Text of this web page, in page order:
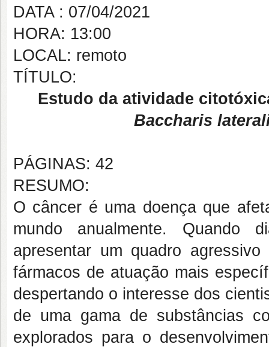
DATA : 07/04/2021
HORA: 13:00
LOCAL: remoto
TÍTULO:
Estudo da atividade
Baccharis
PÁGINAS: 42
RESUMO:
O câncer é uma doença que
mundo anualmente. Quando
apresentar um quadro
fármacos de atuação mais
despertando o interesse dos
de uma gama de substâncias
explorados para o